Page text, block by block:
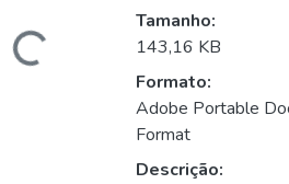
Tamanho:
143,16 KB
Formato:
Adobe Portable
Format
Descrição: